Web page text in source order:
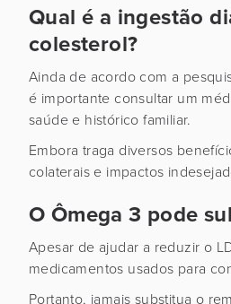
Qual é a ingestão
colesterol?
Ainda de acordo com a
é importante consultar um
saúde e histórico familiar.
Embora traga diversos
colaterais e impactos
O Ômega 3 pode
Apesar de ajudar a reduzir o
medicamentos usados para
Portanto, jamais substitua o